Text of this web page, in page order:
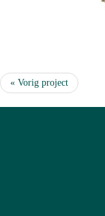
« Vorig project